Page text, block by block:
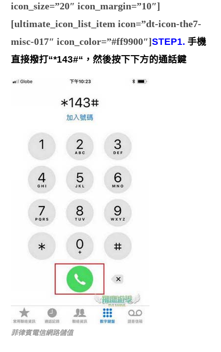
icon_size=”20″ icon_margin=”10″]
[ultimate_icon_list_item icon=”dt-icon-the7-
misc-017″ icon_color=”#ff9900″]STEP1. 手機
直接撥打“*143#“，然後按下下方的通話鍵
菲律賓電信網路儲值